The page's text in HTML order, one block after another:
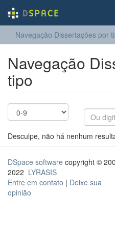
Navegação Dissertações por
Navegação
tipo
Desculpe, não há nenhum
DSpace software copyright ©
2022 LYRASIS
Entre em contato | Deixe sua
opinião